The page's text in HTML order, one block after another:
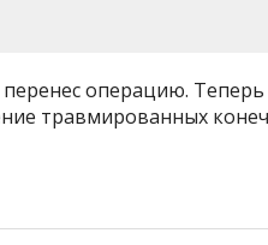
операцию.
травмированных